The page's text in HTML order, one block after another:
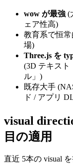
wow が最強 (
ェア性高)
教育系で恒常
場)
Three.js を
(3D テキス
ル」)
既存大手
ド / アプリ
visual
目の適用
直近 5本の visual